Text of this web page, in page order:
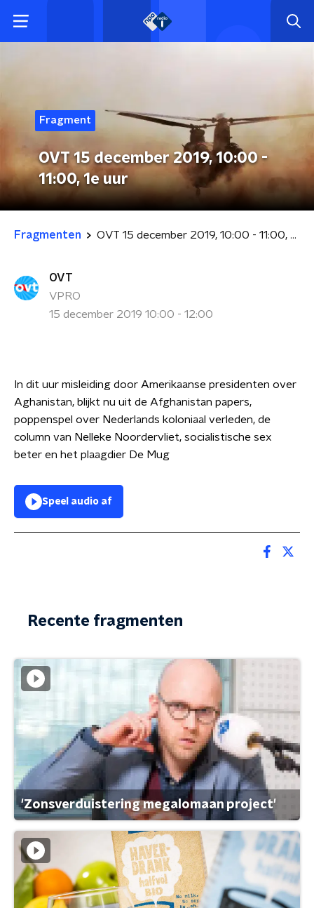
Fragment
OVT 15 december 2019, 10:00 -
11:00, 1e uur
Fragmenten OVT 15 december 2019, 10:00 - 11:00, 1e uur
OVT
VPRO
15 december 2019 10:00 - 12:00
In dit uur misleiding door Amerikaanse presidenten over
Aghanistan, blijkt nu uit de Afghanistan papers,
poppenspel over Nederlands koloniaal verleden, de
column van Nelleke Noordervliet, socialistische sex
beter en het plaagdier De Mug
Speel audio af
Recente fragmenten
'Zonsverduistering megalomaan project'